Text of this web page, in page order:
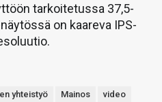
tarkoitetussa 37,5-
on kaareva IPS-
yhteistyö Mainos video